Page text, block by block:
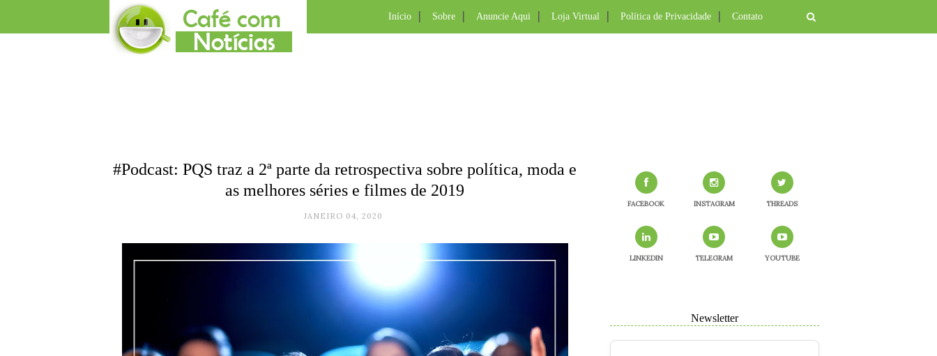
Início Sobre Anuncie Aqui Loja Virtual Política de Privacidade Contato
#Podcast: PQS traz a 2ª parte da retrospectiva sobre política, moda e
as melhores séries e filmes de 2019
JANEIRO 04, 2020
FACEBOOK INSTAGRAM THREADS
LINKEDIN TELEGRAM YOUTUBE
Newsletter